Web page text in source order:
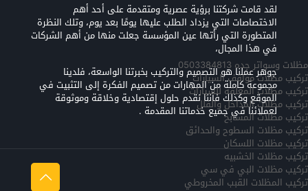
لقد قامت شركتنا برؤية عصرية ومتقدمة على أحد أهم
الاختصاصات التي يزداد الطلب عليها يومًا بعد يوم، وتلك النظرة
المتطورة التي رأتها عين المؤسسة جعلت منها من أهم الشركات
في هذا المجال،
جوهر عملنا هو التصميم والتركيب بخبرتنا الواسعة، فلدينا
مجموعة كاملة من المهارات من تصميم الفكرة إلى التثبيت في
الموقع وكذلك فأننا نقدم حلول إقتصادية وخلاقة وموثوقة
لعملائنا في جميع خدماتنا المقدمة .
مظلات وسواتر جده 0503384813
تركيب مظلات مواقف السيارات
تركيب مظلات المعلقه للسيارات
تركيب مظلات المداخل والفلل
تركيب مظلات المسابح
تركيب مظلات السطوح والحدائق
تركيب مظلات اللسكان
تركيب مظلات الخشبيه
تركيب مظلات البي في سي
تركيب المظلات القبب المخروطي